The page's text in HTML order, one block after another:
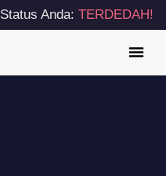
Status Anda:TERDEDAH!